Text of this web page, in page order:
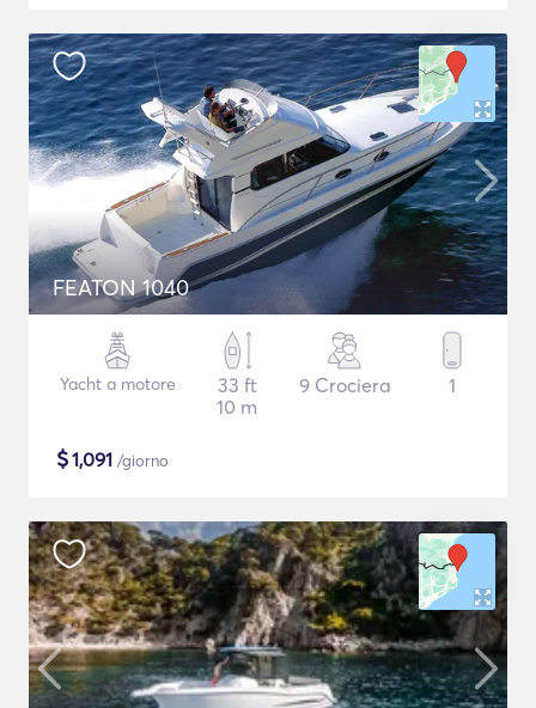
FEATON 1040
Yacht a motore
33 ft
10 m
9 Crociera 1
$1,091 /giorno